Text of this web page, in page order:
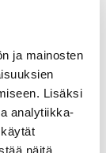
ja mainosten
Lisäksi
analytiikka-
näitä
pinota